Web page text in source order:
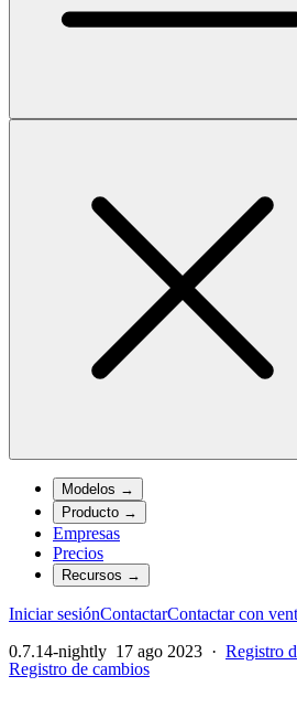
Modelos →
Producto →
Empresas
Precios
Recursos →
Iniciar sesiónContactarContactar con
0.7.14-nightly 17 ago 2023 · Registro
Registro de cambios